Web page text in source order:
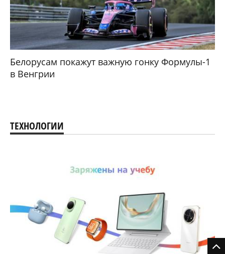
Белорусам покажут важную гонку Формулы-1
в Венгрии
ТЕХНОЛОГИИ